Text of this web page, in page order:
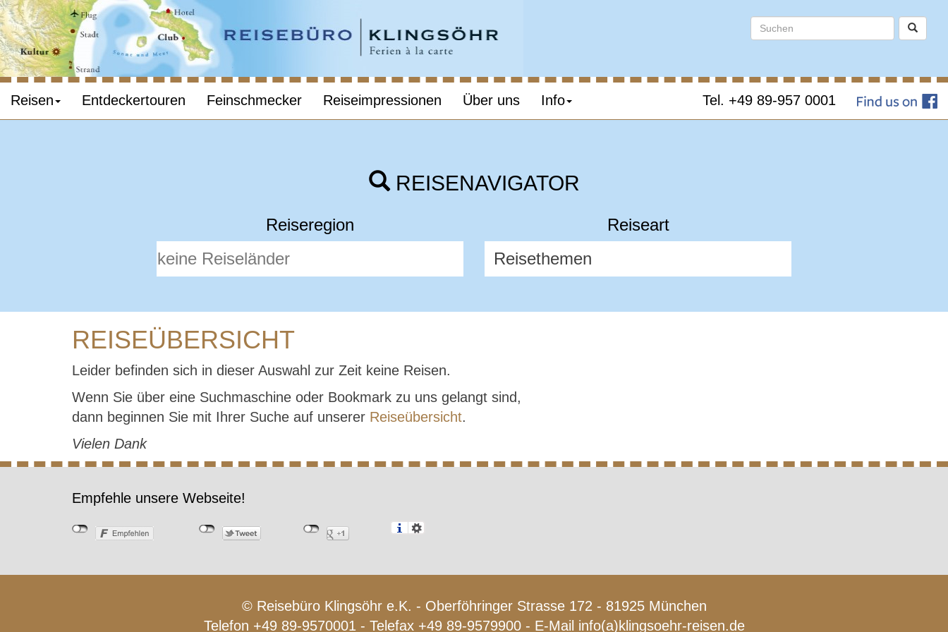
Reisen Entdeckertouren Feinschmecker Reiseimpressionen Über uns Info Tel. +49 89-957 0001
REISENAVIGATOR
Reiseregion Reiseart
REISEÜBERSICHT
Leider befinden sich in dieser Auswahl zur Zeit keine Reisen.
Wenn Sie über eine Suchmaschine oder Bookmark zu uns gelangt sind,
dann beginnen Sie mit Ihrer Suche auf unserer Reiseübersicht.
Vielen Dank
Empfehle unsere Webseite!
© Reisebüro Klingsöhr e.K. - Oberföhringer Strasse 172 - 81925 München
Telefon +49 89-9570001 - Telefax +49 89-9579900 - E-Mail info(a)klingsoehr-reisen.de